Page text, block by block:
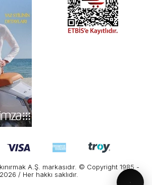
A.Ş. markasıdır. © Copyright 1985 -
2026 / Her hakkı saklıdır.